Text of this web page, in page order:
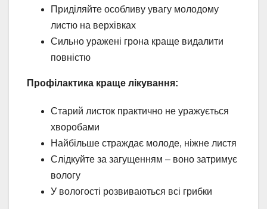
Приділяйте особливу увагу молодому
листю на верхівках
Сильно уражені грона краще видалити
повністю
Профілактика краще лікування:
Старий листок практично не уражується
хворобами
Найбільше страждає молоде, ніжне листя
Слідкуйте за загущенням – воно затримує
вологу
У вологості розвиваються всі грибки